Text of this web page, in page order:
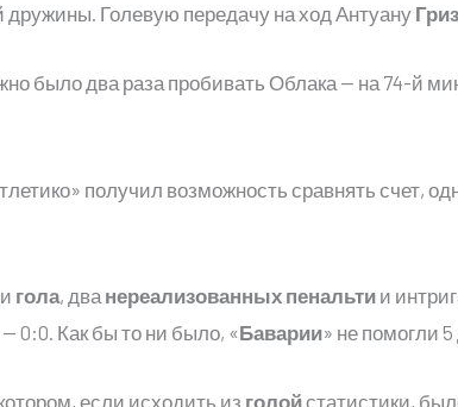
дружины. Голевую передачу на ход Антуану
было два раза пробивать Облака — на 74-й
получил возможность сравнять счет,
гола, два нереализованных пенальти и
0:0. Как бы то ни было, «Баварии» не помогли
если исходить из голойстатистики,